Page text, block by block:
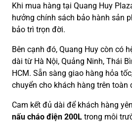
Khi mua hàng tại Quang Huy
hưởng chính sách bảo hành sản
bảo trì trọn đời.
Bên cạnh đó, Quang Huy còn có
dài từ Hà Nội, Quảng Ninh, Thái
HCM. Sẵn sàng giao hàng hỏa
chuyển cho khách hàng trên toàn
Cam kết đủ dài để khách hàng
nấu cháo điện 200L trong môi